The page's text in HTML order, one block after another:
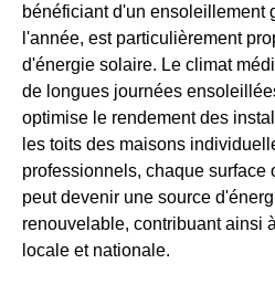
bénéficiant d'un ensoleillement
l'année, est particulièrement
d'énergie solaire. Le climat
de longues journées
optimise le rendement des
les toits des maisons
professionnels, chaque surface
peut devenir une source
renouvelable, contribuant ainsi
locale et nationale.